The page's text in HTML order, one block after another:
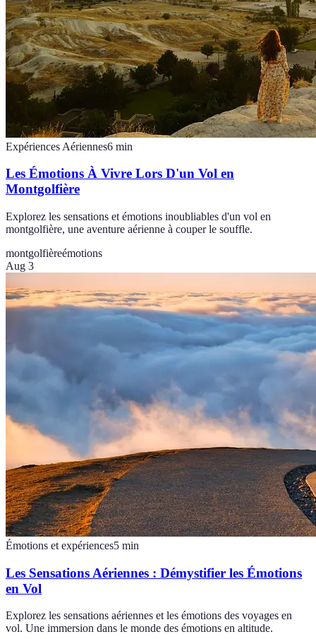
Expériences Aériennes6 min
Les Émotions À Vivre Lors D'un Vol en
Montgolfière
Explorez les sensations et émotions inoubliables d'un vol en
montgolfière, une aventure aérienne à couper le souffle.
montgolfièreémotions
Aug 3
Émotions et expériences5 min
Les Sensations Aériennes : Démystifier les Émotions
en Vol
Explorez les sensations aériennes et les émotions des voyages en
vol. Une immersion dans le monde des émotions en altitude.